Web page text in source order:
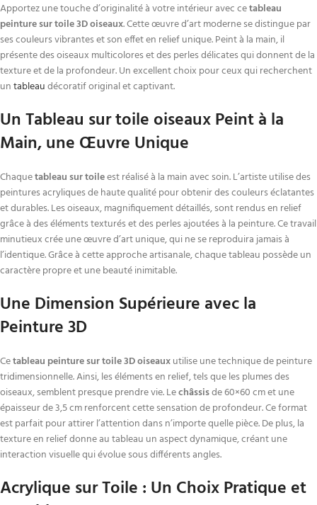
Apportez une touche d’originalité à votre intérieur avec cetableau
peinture sur toile 3D oiseaux. Cette œuvre d’art moderne se distingue par
ses couleurs vibrantes et son effet en relief unique. Peint à la main, il
présente des oiseaux multicolores et des perles délicates qui donnent de la
texture et de la profondeur. Un excellent choix pour ceux qui recherchent
untableaudécoratif original et captivant.
Un Tableau sur toile oiseaux Peint à la
Main, une Œuvre Unique
Chaquetableau sur toileest réalisé à la main avec soin. L’artiste utilise des
peintures acryliques de haute qualité pour obtenir des couleurs éclatantes
et durables. Les oiseaux, magnifiquement détaillés, sont rendus en relief
grâce à des éléments texturés et des perles ajoutées à la peinture. Ce travail
minutieux crée une œuvre d’art unique, qui ne se reproduira jamais à
l’identique. Grâce à cette approche artisanale, chaque tableau possède un
caractère propre et une beauté inimitable.
Une Dimension Supérieure avec la
Peinture 3D
Cetableau peinture sur toile 3D oiseauxutilise une technique de peinture
tridimensionnelle. Ainsi, les éléments en relief, tels que les plumes des
oiseaux, semblent presque prendre vie. Lechâssisde 60×60 cm et une
épaisseur de 3,5 cm renforcent cette sensation de profondeur. Ce format
est parfait pour attirer l’attention dans n’importe quelle pièce. De plus, la
texture en relief donne au tableau un aspect dynamique, créant une
interaction visuelle qui évolue sous différents angles.
Acrylique sur Toile : Un Choix Pratique et